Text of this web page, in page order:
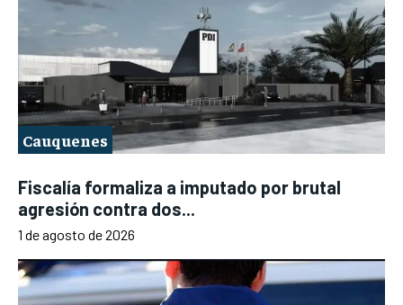
Cauquenes
Fiscalía formaliza a imputado por brutal
agresión contra dos...
1 de agosto de 2026